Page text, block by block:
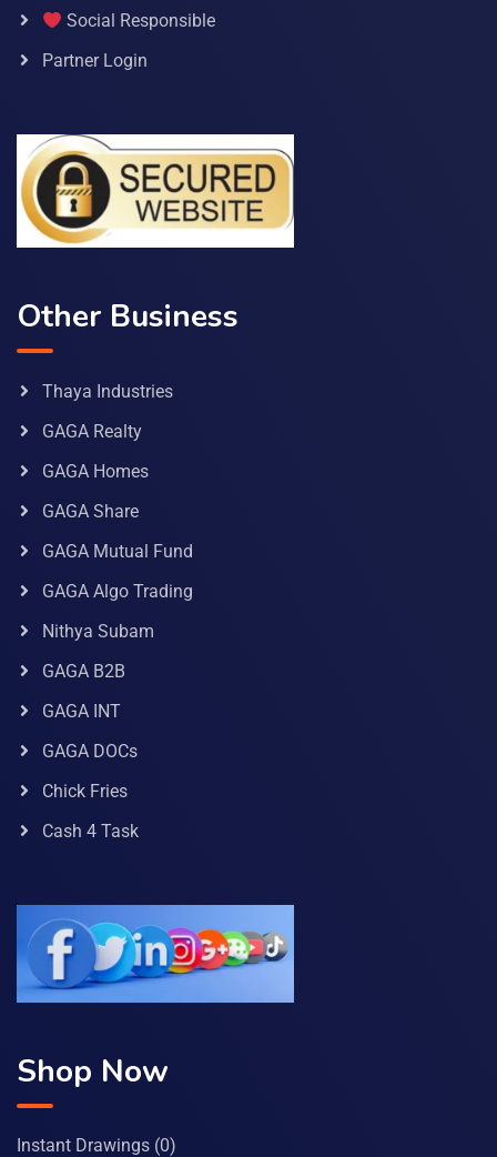
Social Responsible
Partner Login
Other Business
Thaya Industries
GAGA Realty
GAGA Homes
GAGA Share
GAGA Mutual Fund
GAGA Algo Trading
Nithya Subam
GAGA B2B
GAGA INT
GAGA DOCs
Chick Fries
Cash 4 Task
Shop Now
Instant Drawings (0)